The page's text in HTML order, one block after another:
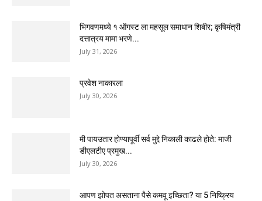
भिगवणमध्ये १ ऑगस्ट ला महसूल समाधान शिबीर; कृषिमंत्री
दत्तात्रय मामा भरणे...
July 31, 2026
प्रवेश नाकारला
July 30, 2026
मी पायउतार होण्यापूर्वी सर्व मुद्दे निकाली काढले होते: माजी
डीएलटीए प्रमुख...
July 30, 2026
आपण झोपत असताना पैसे कमवू इच्छिता? या 5 निष्क्रिय